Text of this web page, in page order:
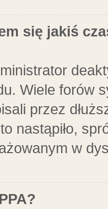
się jakiś
Wiele forów
przez
nastąpiło,
w